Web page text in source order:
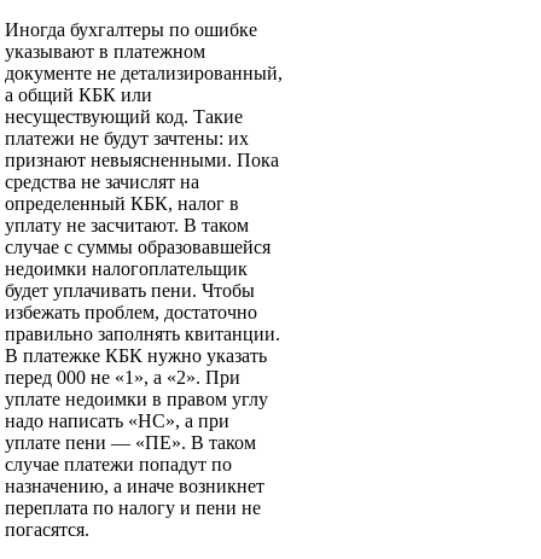
Иногда бухгалтеры по ошибке
указывают в платежном
документе не детализированный,
а общий КБК или
несуществующий код. Такие
платежи не будут зачтены: их
признают невыясненными. Пока
средства не зачислят на
определенный КБК, налог в
уплату не засчитают. В таком
случае с суммы образовавшейся
недоимки налогоплательщик
будет уплачивать пени. Чтобы
избежать проблем, достаточно
правильно заполнять квитанции.
В платежке КБК нужно указать
перед 000 не «1», а «2». При
уплате недоимки в правом углу
надо написать «НС», а при
уплате пени — «ПЕ». В таком
случае платежи попадут по
назначению, а иначе возникнет
переплата по налогу и пени не
погасятся.